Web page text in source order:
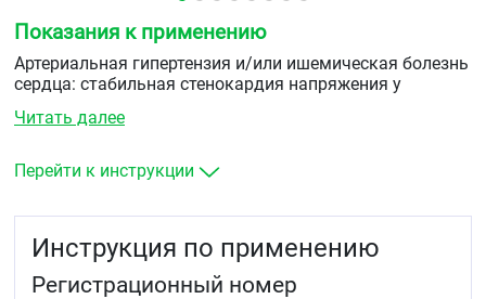
Показания к применению
Артериальная гипертензия и/или ишемическая болезнь
сердца: стабильная стенокардия напряжения у
и амлодипином.
Читать далее
Перейти к инструкции
Инструкция по применению
Регистрационный номер